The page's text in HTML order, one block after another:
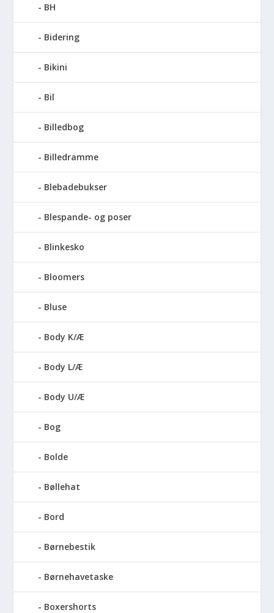
BH
Bidering
Bikini
Bil
Billedbog
Billedramme
Blebadebukser
Blespande- og poser
Blinkesko
Bloomers
Bluse
Body K/Æ
Body L/Æ
Body U/Æ
Bog
Bolde
Bøllehat
Bord
Børnebestik
Børnehavetaske
Boxershorts